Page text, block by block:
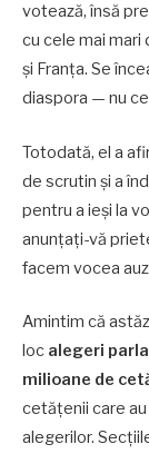
votează, însă
cu cele mai mari
și Franța. Se
diaspora — nu
Totodată, el a
de scrutin și a
pentru a ieși la
anunțați-vă
facem vocea
Amintim că
loc alegeri
milioane de
cetățenii care au
alegerilor.